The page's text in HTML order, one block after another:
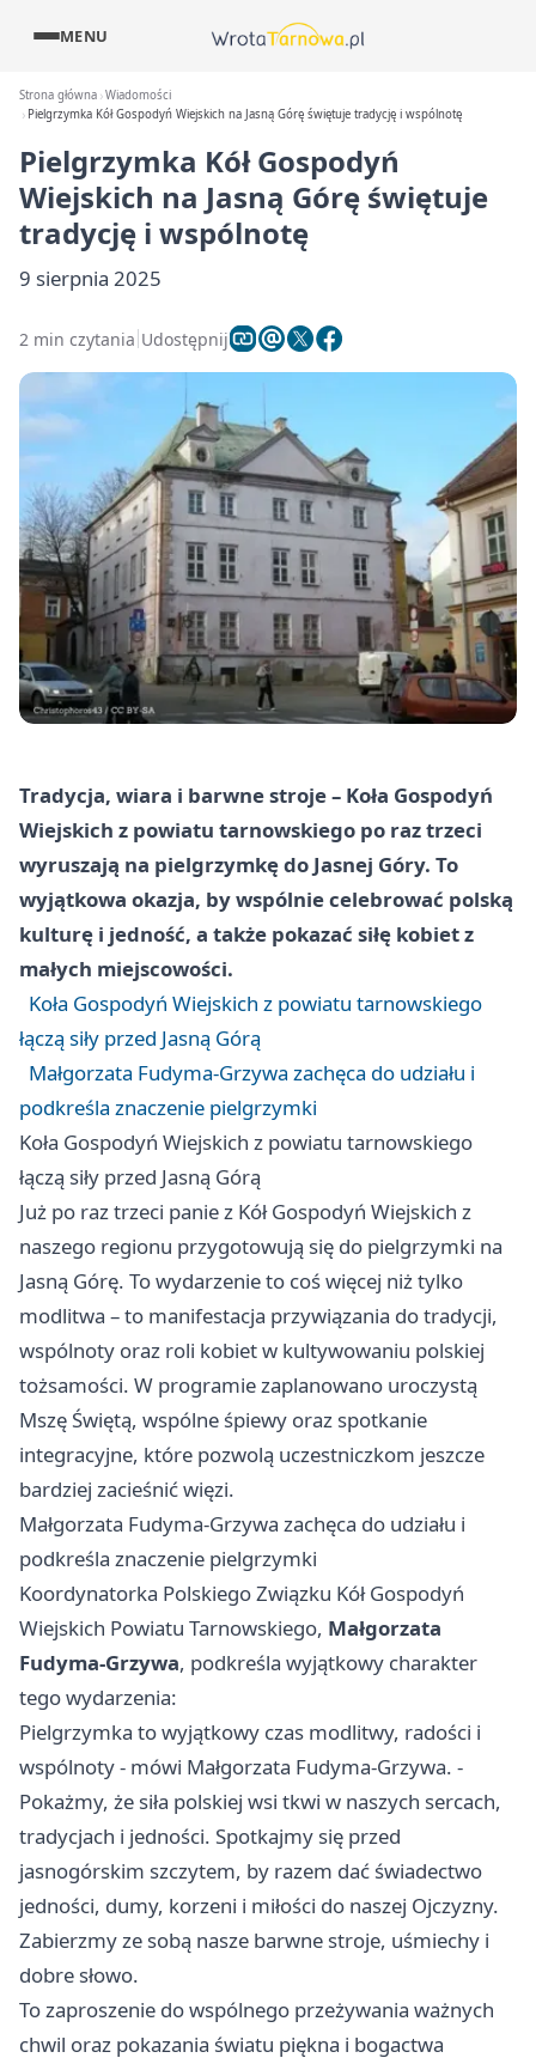
MENU
Strona główna Wiadomości
Pielgrzymka Kół Gospodyń Wiejskich na Jasną Górę świętuje tradycję i wspólnotę
Pielgrzymka Kół Gospodyń
Wiejskich na Jasną Górę świętuje
tradycję i wspólnotę
9 sierpnia 2025
2 min czytania Udostępnij
Tradycja, wiara i barwne stroje – Koła Gospodyń
Wiejskich z powiatu tarnowskiego po raz trzeci
wyruszają na pielgrzymkę do Jasnej Góry. To
wyjątkowa okazja, by wspólnie celebrować polską
kulturę i jedność, a także pokazać siłę kobiet z
małych miejscowości.
Koła Gospodyń Wiejskich z powiatu tarnowskiego
łączą siły przed Jasną Górą
Małgorzata Fudyma-Grzywa zachęca do udziału i
podkreśla znaczenie pielgrzymki
Koła Gospodyń Wiejskich z powiatu tarnowskiego
łączą siły przed Jasną Górą
Już po raz trzeci panie z Kół Gospodyń Wiejskich z
naszego regionu przygotowują się do pielgrzymki na
Jasną Górę. To wydarzenie to coś więcej niż tylko
modlitwa – to manifestacja przywiązania do tradycji,
wspólnoty oraz roli kobiet w kultywowaniu polskiej
tożsamości. W programie zaplanowano uroczystą
Mszę Świętą, wspólne śpiewy oraz spotkanie
integracyjne, które pozwolą uczestniczkom jeszcze
bardziej zacieśnić więzi.
Małgorzata Fudyma-Grzywa zachęca do udziału i
podkreśla znaczenie pielgrzymki
Koordynatorka Polskiego Związku Kół Gospodyń
Wiejskich Powiatu Tarnowskiego, Małgorzata
Fudyma-Grzywa, podkreśla wyjątkowy charakter
tego wydarzenia:
Pielgrzymka to wyjątkowy czas modlitwy, radości i
wspólnoty - mówi Małgorzata Fudyma-Grzywa. -
Pokażmy, że siła polskiej wsi tkwi w naszych sercach,
tradycjach i jedności. Spotkajmy się przed
jasnogórskim szczytem, by razem dać świadectwo
jedności, dumy, korzeni i miłości do naszej Ojczyzny.
Zabierzmy ze sobą nasze barwne stroje, uśmiechy i
dobre słowo.
To zaproszenie do wspólnego przeżywania ważnych
chwil oraz pokazania światu piękna i bogactwa